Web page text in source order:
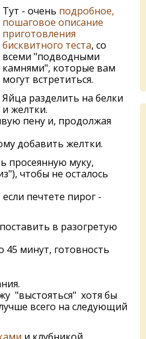
Тут - очень подробное,
пошаговое описание
приготовления
бисквитного теста, со
всеми "подводными
камнями", которые вам
могут встретиться.
Яйца разделить на белки
и желтки.
пену и, продолжая
добавить желтки.
просеянную муку,
чтобы не осталось
печтете пирог -
в разогретую
45 минут, готовность
"выстояться" хотя бы
всего на следующий